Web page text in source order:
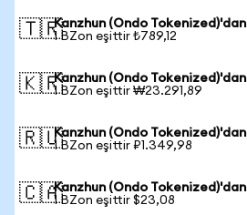
🇹🇷Kanzhun (Ondo
1 BZon eşittir ₺789,12
🇰🇷Kanzhun (Ondo
1 BZon eşittir ₩23.291,89
🇷🇺Kanzhun (Ondo
1 BZon eşittir ₽1.349,98
🇨🇦Kanzhun (Ondo
1 BZon eşittir $23,08